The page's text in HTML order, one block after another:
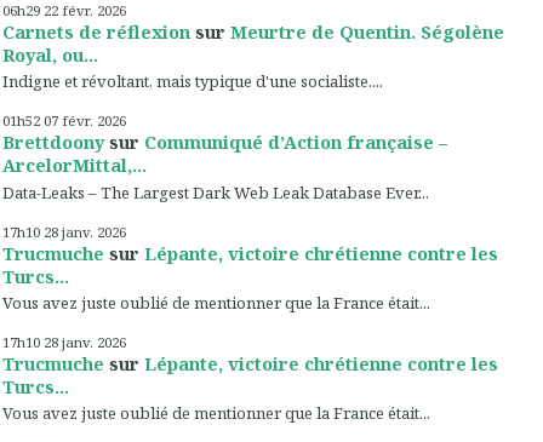
06h29 22 févr. 2026
Carnets de réflexion sur Meurtre de Quentin. Ségolène
Royal, ou...
Indigne et révoltant, mais typique d'une socialiste....
01h52 07 févr. 2026
Brettdoonysur Communiqué d’Action française –
ArcelorMittal,...
Data-Leaks – The Largest Dark Web Leak Database Ever...
17h10 28 janv. 2026
Trucmuche sur Lépante, victoire chrétienne contre les
Turcs...
Vous avez juste oublié de mentionner que la France était...
17h10 28 janv. 2026
Trucmuche sur Lépante, victoire chrétienne contre les
Turcs...
Vous avez juste oublié de mentionner que la France était...